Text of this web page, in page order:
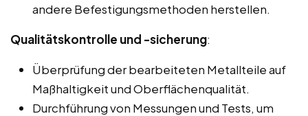
andere Befestigungsmethoden herstellen.
Qualitätskontrolle und -sicherung:
Überprüfung der bearbeiteten Metallteile auf
Maßhaltigkeit und Oberflächenqualität.
Durchführung von Messungen und Tests, um